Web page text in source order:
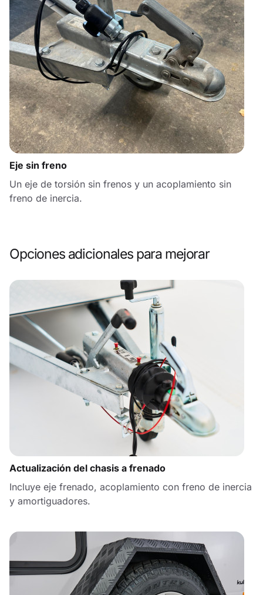
Eje sin freno
Un eje de torsión sin frenos y un acoplamiento sin
freno de inercia.
Opciones adicionales para mejorar
Actualización del chasis a frenado
Incluye eje frenado, acoplamiento con freno de inercia
y amortiguadores.